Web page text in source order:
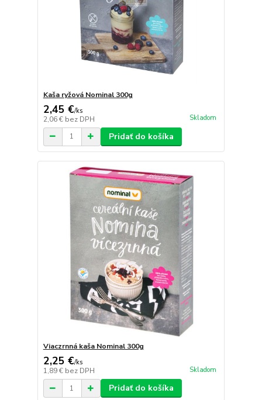
Kaša ryžová Nominal 300g
2,45 €/ks
2,06 € bez DPH Skladom
Pridať do košíka
Viaczrnná kaša Nominal 300g
2,25 €/ks
1,89 € bez DPH Skladom
Pridať do košíka